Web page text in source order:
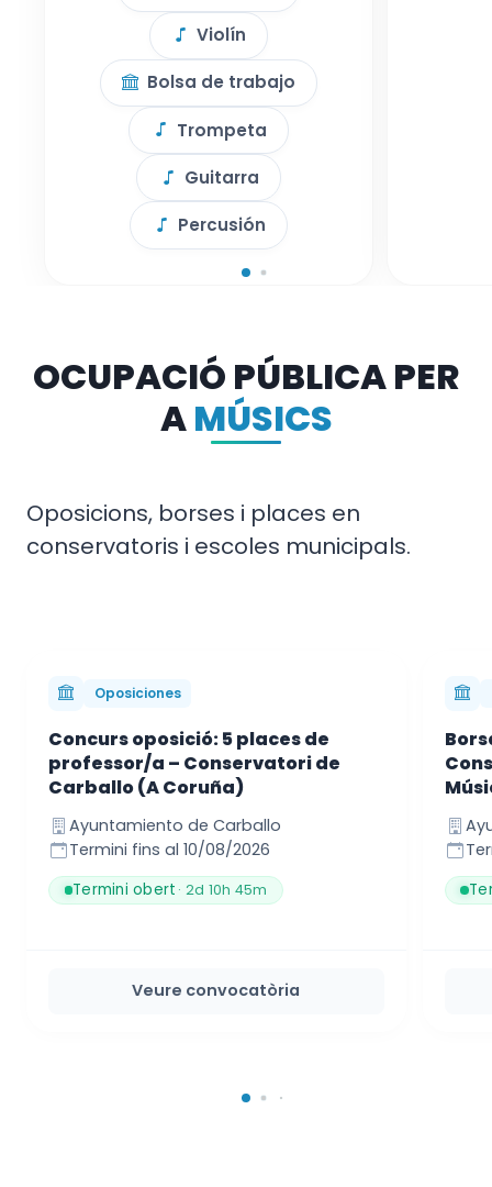
Violín
Bolsa de trabajo
Trompeta
Guitarra
Percusión
OCUPACIÓ PÚBLICA PER
AMÚSICS
Oposicions, borses i places en
conservatoris i escoles municipals.
Oposiciones
Concurs oposició: 5 places de
professor/a – Conservatori de
Carballo (A Coruña)
Ayuntamiento de Carballo
Termini fins al 10/08/2026
Termini obert · 2d 10h 45m
Veure convocatòria